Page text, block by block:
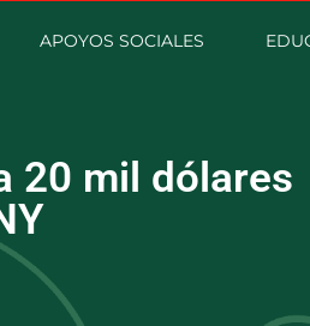
APOYOS SOCIALES
20 mil dólares